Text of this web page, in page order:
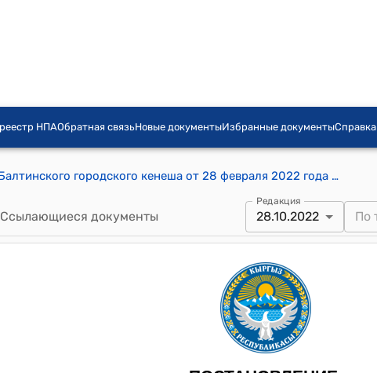
НПАОбратная связьНовые документыИзбранные документыСправка
Постановление Кара-Балтинского городского кенеша от 28 февраля 2022 года № 03 "О присвоении малому боксерскому залу имя Тайбасова Р.А."
Ссылающиеся документы
Редакция
28.10.2022